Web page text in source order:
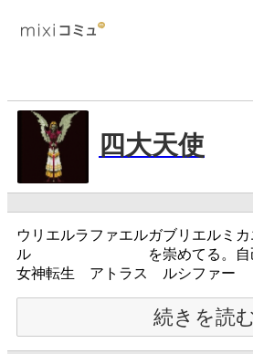
四大天使
ウリエルラファエルガブリエルミカ
ル を崇めてる。自己満
女神転生 アトラス ルシファー
続きを読